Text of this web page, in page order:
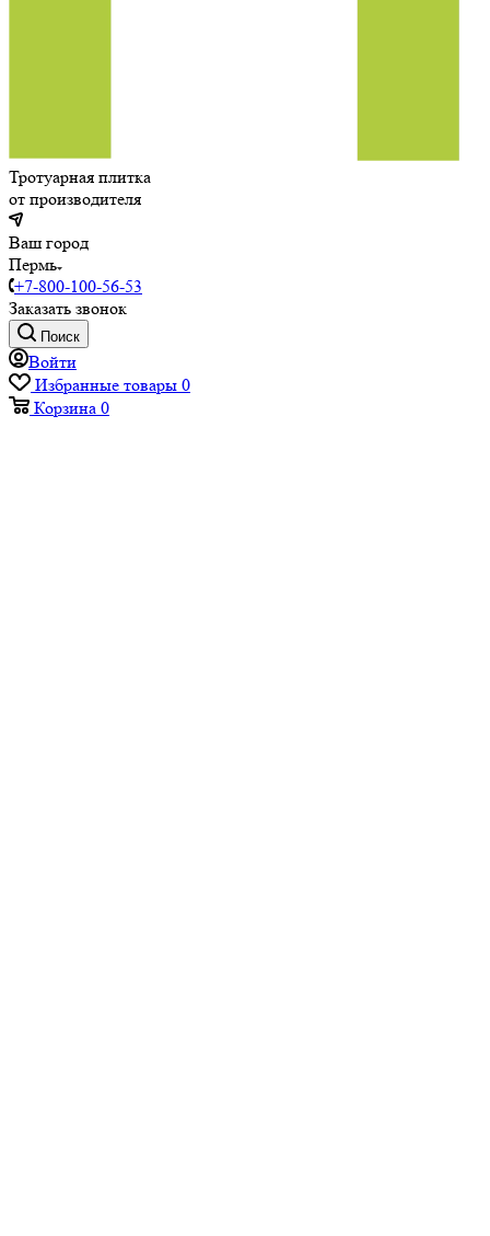
Тротуарная плитка
от производителя
Ваш город
Пермь
+7-800-100-56-53
Заказать звонок
Поиск
Войти
Избранные товары 0
Корзина 0